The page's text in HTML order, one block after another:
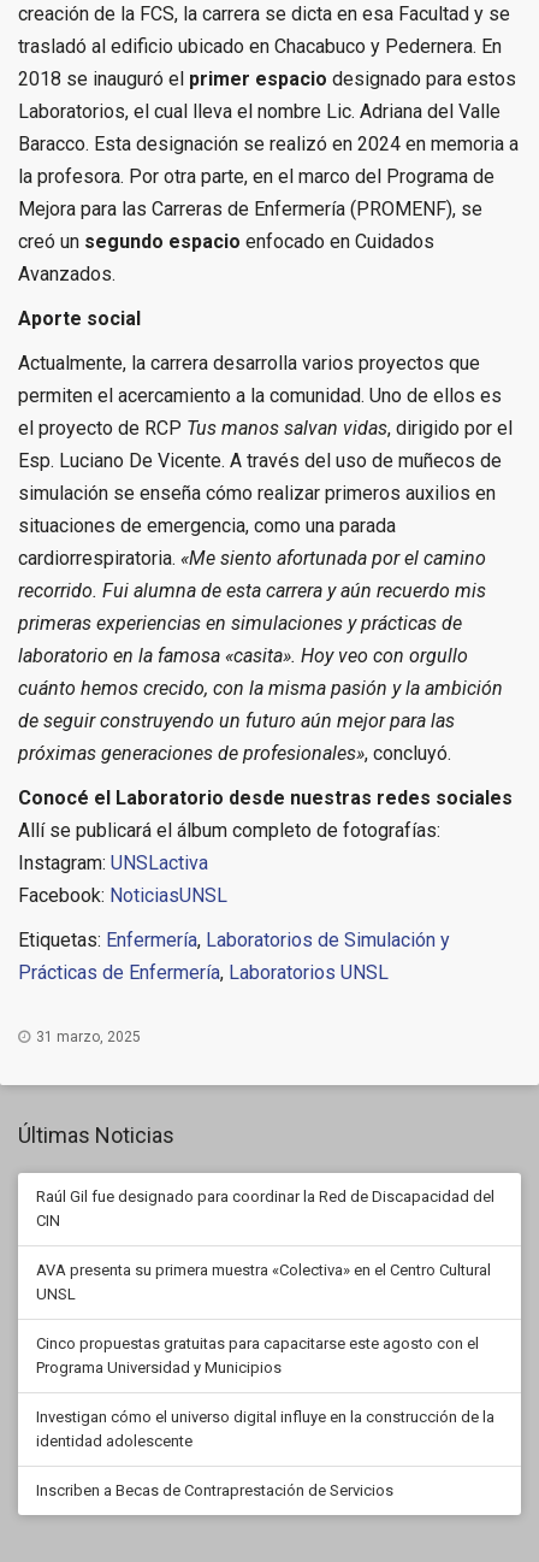
creación de la FCS, la carrera se dicta en esa Facultad y se
trasladó al edificio ubicado en Chacabuco y Pedernera. En
2018 se inauguró el primer espacio designado para estos
Laboratorios, el cual lleva el nombre Lic. Adriana del Valle
Baracco. Esta designación se realizó en 2024 en memoria a
la profesora. Por otra parte, en el marco del Programa de
Mejora para las Carreras de Enfermería (PROMENF), se
creó un segundo espacio enfocado en Cuidados
Avanzados.
Aporte social
Actualmente, la carrera desarrolla varios proyectos que
permiten el acercamiento a la comunidad. Uno de ellos es
el proyecto de RCP Tus manos salvan vidas, dirigido por el
Esp. Luciano De Vicente. A través del uso de muñecos de
simulación se enseña cómo realizar primeros auxilios en
situaciones de emergencia, como una parada
cardiorrespiratoria. «Me siento afortunada por el camino
recorrido. Fui alumna de esta carrera y aún recuerdo mis
primeras experiencias en simulaciones y prácticas de
laboratorio en la famosa «casita». Hoy veo con orgullo
cuánto hemos crecido, con la misma pasión y la ambición
de seguir construyendo un futuro aún mejor para las
próximas generaciones de profesionales», concluyó.
Conocé el Laboratorio desde nuestras redes sociales
Allí se publicará el álbum completo de fotografías:
Instagram: UNSLactiva
Facebook: NoticiasUNSL
Etiquetas: Enfermería, Laboratorios de Simulación y
Prácticas de Enfermería, Laboratorios UNSL
31 marzo, 2025
Últimas Noticias
Raúl Gil fue designado para coordinar la Red de Discapacidad del
CIN
AVA presenta su primera muestra «Colectiva» en el Centro Cultural
UNSL
Cinco propuestas gratuitas para capacitarse este agosto con el
Programa Universidad y Municipios
Investigan cómo el universo digital influye en la construcción de la
identidad adolescente
Inscriben a Becas de Contraprestación de Servicios